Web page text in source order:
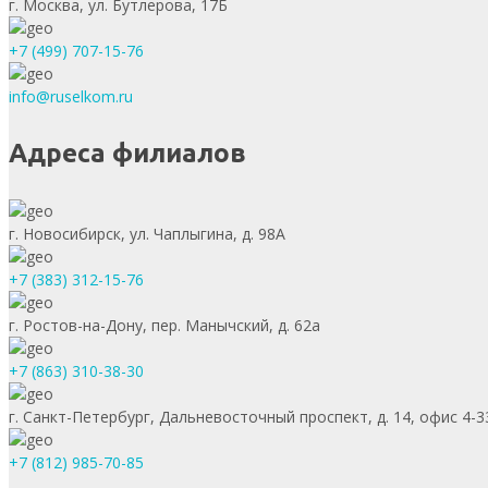
г. Москва, ул. Бутлерова, 17Б
+7 (499) 707-15-76
info@ruselkom.ru
Адреса филиалов
г. Новосибирск, ул. Чаплыгина, д. 98А
+7 (383) 312-15-76
г. Ростов-на-Дону, пер. Манычский, д. 62а
+7 (863) 310-38-30
г. Санкт-Петербург, Дальневосточный проспект, д. 14, офис 4-
+7 (812) 985-70-85